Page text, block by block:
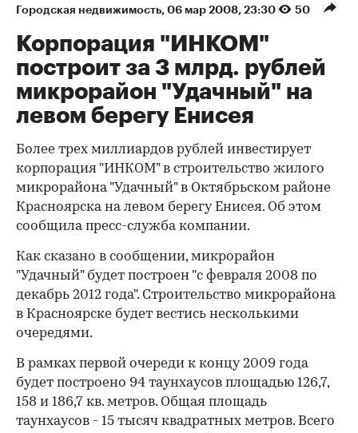
Городская недвижимость⁠, 06 мар 2008, 23:30 50
Корпорация "ИНКОМ"
построит за 3 млрд. рублей
микрорайон "Удачный" на
левом берегу Енисея
Более трех миллиардов рублей инвестирует
корпорация "ИНКОМ" в строительство жилого
микрорайона "Удачный" в Октябрьском районе
Красноярска на левом берегу Енисея. Об этом
сообщила пресс-служба компании.
Как сказано в сообщении, микрорайон
"Удачный" будет построен "с февраля 2008 по
декабрь 2012 года". Строительство микрорайона
в Красноярске будет вестись несколькими
очередями.
В рамках первой очереди к концу 2009 года
будет построено 94 таунхаусов площадью 126,7,
158 и 186,7 кв. метров. Общая площадь
таунхаусов - 15 тысяч квадратных метров. Всего